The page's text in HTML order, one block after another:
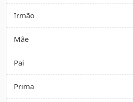
Irmão
Mãe
Pai
Prima